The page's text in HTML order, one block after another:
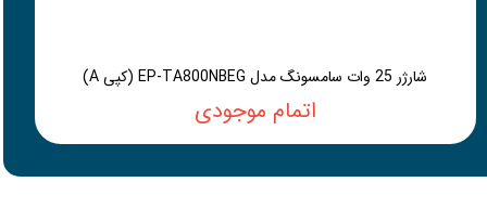
شارژر 25 وات سامسونگ مدل EP-TA800NBEG (کپی A)
اتمام موجودی